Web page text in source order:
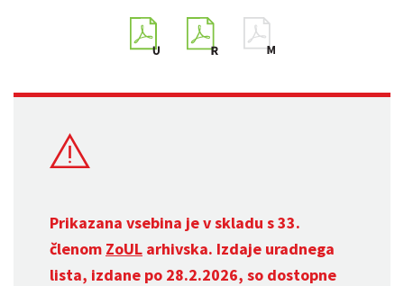
Prikazana vsebina je v skladu s 33.
členom ZoUL arhivska. Izdaje uradnega
lista, izdane po 28.2.2026, so dostopne